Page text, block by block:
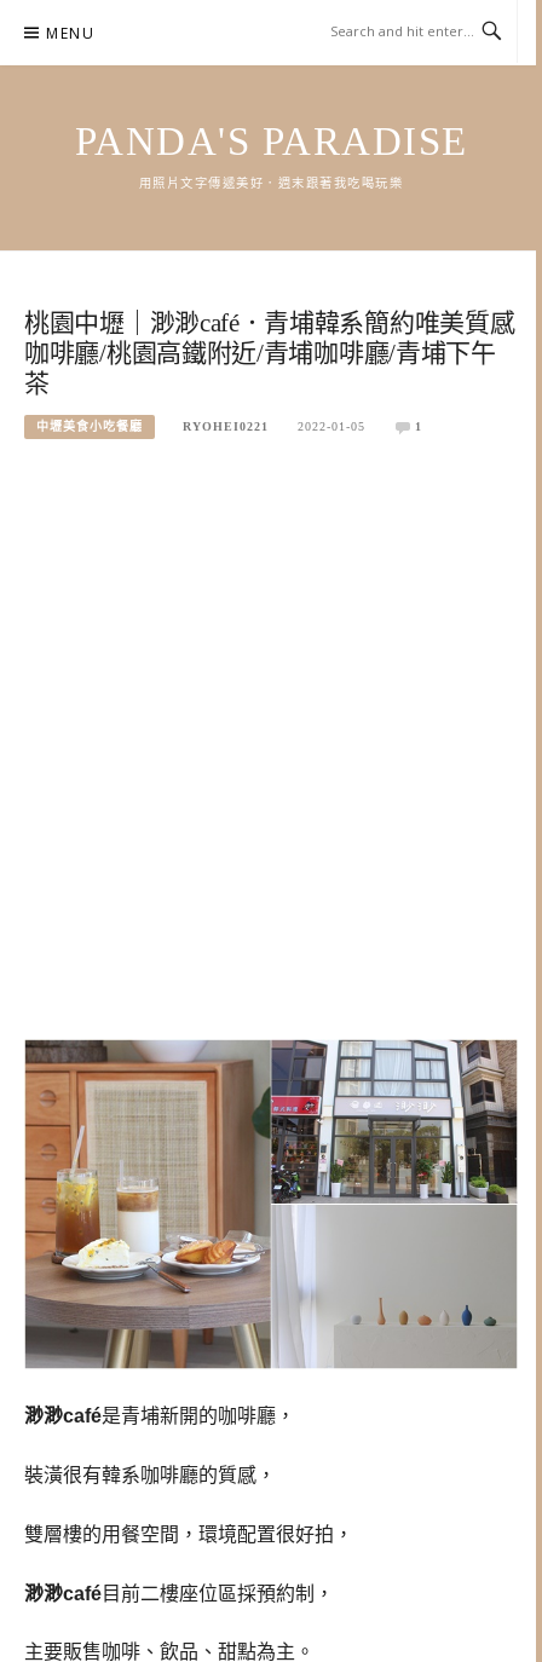
content
MENU
PANDA'S PARADISE
用照片文字傳遞美好．週末跟著我吃喝玩樂
桃園中壢｜渺渺café．青埔韓系簡約唯美質感
咖啡廳/桃園高鐵附近/青埔咖啡廳/青埔下午
茶
中壢美食小吃餐廳 RYOHEI0221 2022-01-05 1
渺渺café是青埔新開的咖啡廳 ，
裝潢很有韓系咖啡廳的質感，
雙層樓的用餐空間，環境配置很好拍，
渺渺café目前二樓座位區採預約制，
主要販售咖啡、飲品、甜點為主。